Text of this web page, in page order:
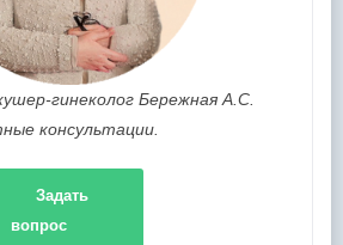
гинеколог Бережная А.С.
консультации.
Задать
вопрос